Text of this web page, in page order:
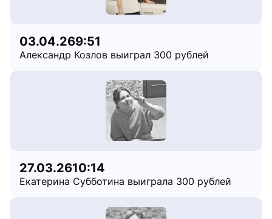
03.04.269:51
Александр Козлов выиграл 300 рублей
27.03.2610:14
Екатерина Субботина выиграла 300 рублей